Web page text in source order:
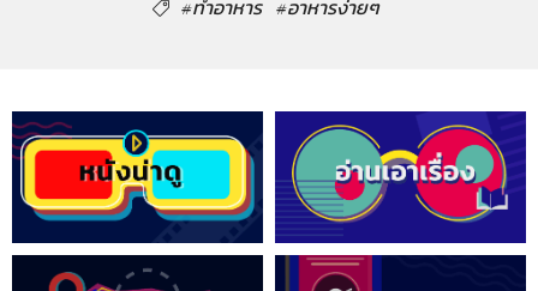
#ทำอาหาร #อาหารง่ายๆ